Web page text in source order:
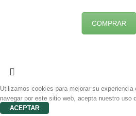
COMPRAR
Utilizamos cookies para mejorar su experiencia
navegar por este sitio web, acepta nuestro uso
ACEPTAR